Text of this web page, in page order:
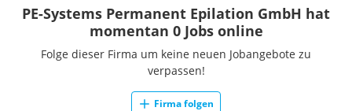
PE-Systems Permanent Epilation GmbH hat
momentan 0 Jobs online
Folge dieser Firma um keine neuen Jobangebote zu
verpassen!
Firma folgen